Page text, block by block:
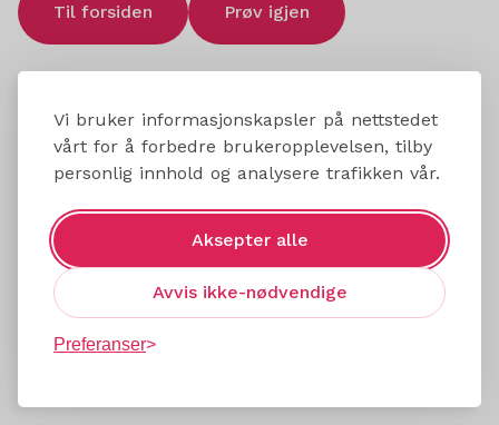
Vi bruker informasjonskapsler på nettstedet
vårt for å forbedre brukeropplevelsen, tilby
personlig innhold og analysere trafikken vår.
Aksepter alle
Avvis ikke-nødvendige
Preferanser
Til forsiden Prøv igjen